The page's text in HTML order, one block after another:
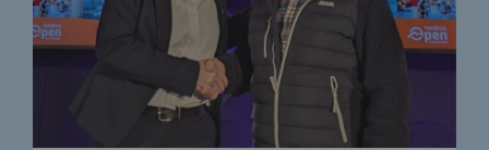
Présentation du fonds de dotation
Gouvernance du fonds de dotation et
Soumettre un projet